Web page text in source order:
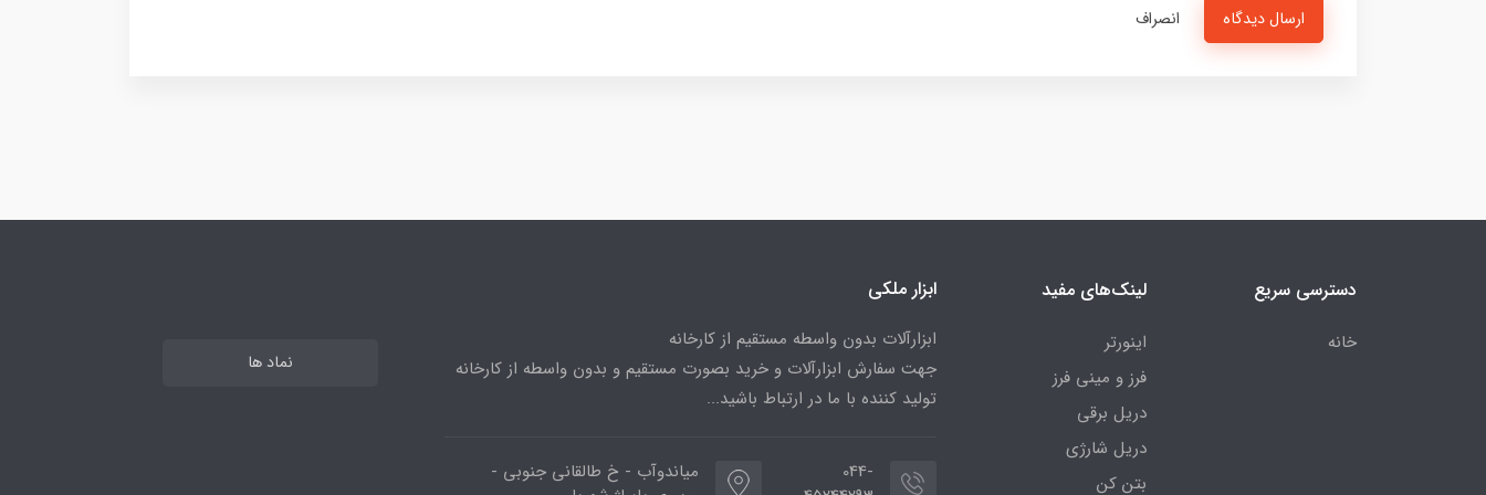
ارسال دیدگاه انصراف
دسترسی سریع
خانه
لینک‌های مفید
اینورتر
فرز و مینی فرز
دریل برقی
دریل شارژی
بتن کن
ابزار ملکی
ابزارآلات بدون واسطه مستقیم از کارخانه
جهت سفارش ابزارآلات و خرید بصورت مستقیم و بدون واسطه از کارخانه
تولید کننده با ما در ارتباط باشید...
044-
میاندوآب - خ طالقانی جنوبی -
نماد ها